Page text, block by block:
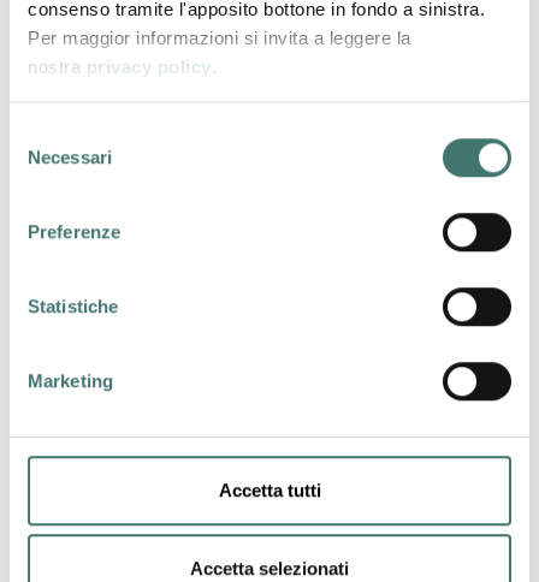
consenso tramite l'apposito bottone in fondo a sinistra.
Per maggior informazioni si invita a leggere la
nostra privacy policy.
delNecessari
Preferenze
Statistiche
Marketing
Accetta tutti
Accetta selezionati
nulla possa cambiare il suo stato di
malessere. Ogni cosa risulta difficile e
farla stare bene, si lamenta della
condizione di cui soffre oppure si chiude in
Disturbi del desiderio sessuale, difficoltà di
e dispaurenia. Oggi i disturbi sessuali sono
problematiche varie all’interno della coppia
relazione. In alcuni casi le difficoltà presenti
nella vita sessuale sono associate ad un
altro disturbo psicologico (ansia,